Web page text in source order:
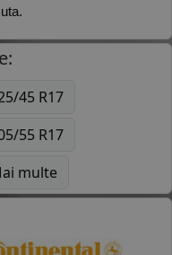
45 R17
55 R17
multe